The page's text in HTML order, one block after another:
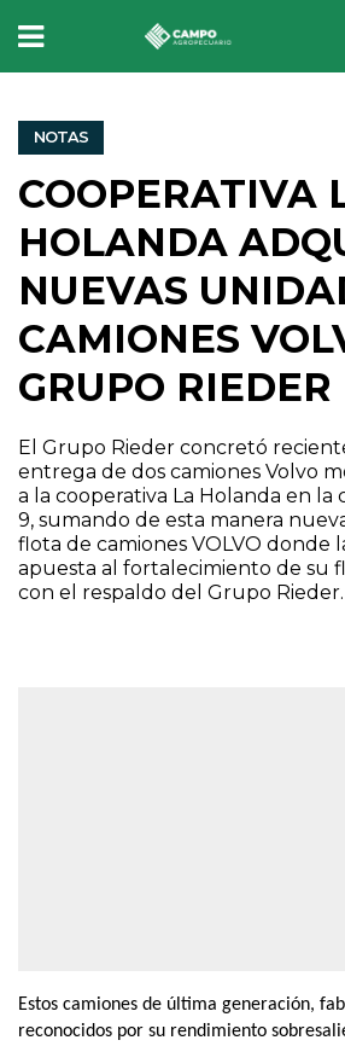
NOTAS
COOPERATIVA
HOLANDA
NUEVAS
CAMIONES
GRUPO RIEDER
El Grupo Rieder concretó
entrega de dos camiones Volvo
a la cooperativa La Holanda en la
9, sumando de esta manera
flota de camiones VOLVO donde
apuesta al fortalecimiento de su
con el respaldo del Grupo Rieder.
Estos camiones de última generación,
reconocidos por su rendimiento